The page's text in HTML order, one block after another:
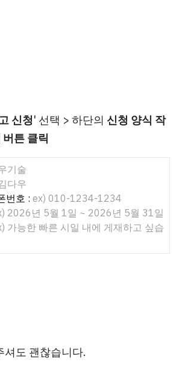
신청' 선택 > 하단의 신청 양식 작
튼 클릭
기술
다우
번호 : ex) 010-1234-1234
2026년 5월 1일 ~ 2026년 5월 31일
가능한 빠른 시일 내에 게재하고 싶습
셔도 괜찮습니다.